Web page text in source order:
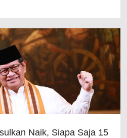
Naik, Siapa Saja 15